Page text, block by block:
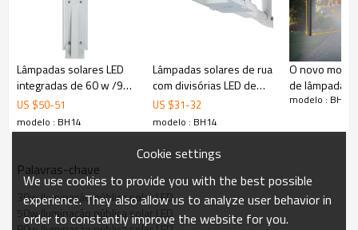
Lâmpadas solares LED
integradas de 60 w /90
w /120 w são um
sucesso em 2019
US $50-51
modelo : BH14
Lâmpadas solares de rua
com divisórias LED de
20w/30w/50w, de alta
luminosidade IP65 à
prova de água
US $31-32
modelo : BH14
O novo
de lâmpadas
de alta
modelo : BH14
Palavras-chave
30w Iluminação pública solar LED
50w Iluminação pública solar LED
Cookie settings
We use cookies to provide you with the best possible
experience. They also allow us to analyze user behavior in
order to constantly improve the website for you.